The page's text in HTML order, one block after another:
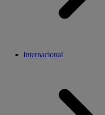
Internacional